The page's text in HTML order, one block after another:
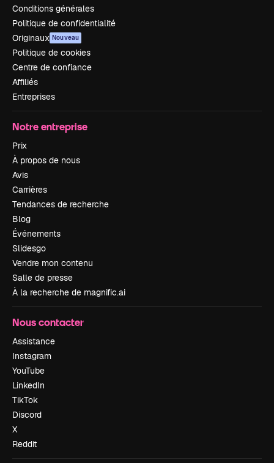
Conditions générales
Politique de confidentialité
Originaux Nouveau
Politique de cookies
Centre de confiance
Affiliés
Entreprises
Notre entreprise
Prix
À propos de nous
Avis
Carrières
Tendances de recherche
Blog
Événements
Slidesgo
Vendre mon contenu
Salle de presse
À la recherche de magnific.ai
Nous contacter
Assistance
Instagram
YouTube
LinkedIn
TikTok
Discord
X
Reddit